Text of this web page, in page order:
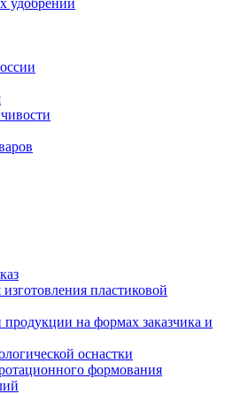
удобрений
пластиковой
на формах заказчика и
оснастки
формования